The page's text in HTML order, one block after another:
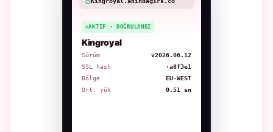
AKTIF · DOĞRULANDI
Kingroyal
Sürüm
v2026.06.12
SSL hash
·a8f3e1
Bölge
EU-WEST
Ort. yük
0.51 sn